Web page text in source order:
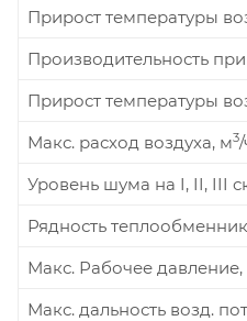
Прирост температуры
Производительность
Прирост температуры
Макс. расход воздуха, м3/
Уровень шума на I, II, III
Рядность
Макс. Рабочее
Макс. дальность возд.